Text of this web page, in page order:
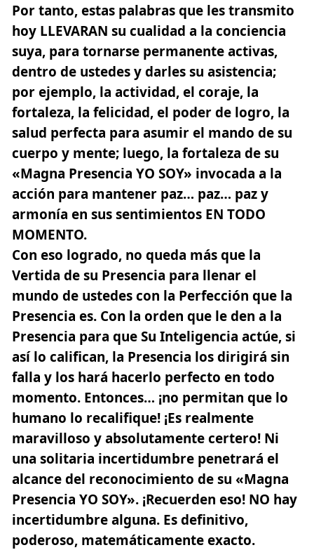
Por tanto, estas palabras que les transmito
hoy LLEVARAN su cualidad a la conciencia
suya, para tornarse permanente activas,
dentro de ustedes y darles su asistencia;
por ejemplo, la actividad, el coraje, la
fortaleza, la felicidad, el poder de logro, la
salud perfecta para asumir el mando de su
cuerpo y mente; luego, la fortaleza de su
«Magna Presencia YO SOY» invocada a la
acción para mantener paz… paz… paz y
armonía en sus sentimientos EN TODO
MOMENTO.
Con eso logrado, no queda más que la
Vertida de su Presencia para llenar el
mundo de ustedes con la Perfección que la
Presencia es. Con la orden que le den a la
Presencia para que Su Inteligencia actúe, si
así lo califican, la Presencia los dirigirá sin
falla y los hará hacerlo perfecto en todo
momento. Entonces… ¡no permitan que lo
humano lo recalifique! ¡Es realmente
maravilloso y absolutamente certero! Ni
una solitaria incertidumbre penetrará el
alcance del reconocimiento de su «Magna
Presencia YO SOY». ¡Recuerden eso! NO hay
incertidumbre alguna. Es definitivo,
poderoso, matemáticamente exacto.